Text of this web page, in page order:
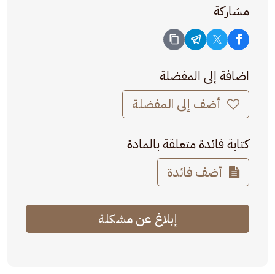
مشاركة
اضافة إلى المفضلة
أضف إلى المفضلة
كتابة فائدة متعلقة بالمادة
أضف فائدة
إبلاغ عن مشكلة